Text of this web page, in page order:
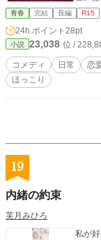
い！｣
が……。 証明しようとすればするほど増えて
者の
真の
の想いは届くのか
言っ
青春 完結 長編 R15
24h.ポイント 28pt
小説 23,038 位 /
コメディ 日常 恋
ほっこり
19
内緒の約束
芙月みひろ
私が